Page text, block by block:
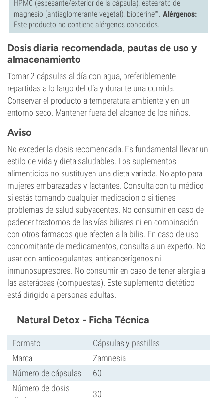
HPMC (espesante/exterior de la cápsula), estearato de
magnesio (antiaglomerante vegetal), bioperine™. Alérgenos:
Este producto no contiene alérgenos conocidos.
Dosis diaria recomendada, pautas de uso y
almacenamiento
Tomar 2 cápsulas al día con agua, preferiblemente
repartidas a lo largo del día y durante una comida.
Conservar el producto a temperatura ambiente y en un
entorno seco. Mantener fuera del alcance de los niños.
Aviso
No exceder la dosis recomendada. Es fundamental llevar un
estilo de vida y dieta saludables. Los suplementos
alimenticios no sustituyen una dieta variada. No apto para
mujeres embarazadas y lactantes. Consulta con tu médico
si estás tomando cualquier medicacion o si tienes
problemas de salud subyacentes. No consumir en caso de
padecer trastornos de las vías biliares ni en combinación
con otros fármacos que afecten a la bilis. En caso de uso
concomitante de medicamentos, consulta a un experto. No
usar con anticoagulantes, anticancerígenos ni
inmunosupresores. No consumir en caso de tener alergia a
las asteráceas (compuestas). Este suplemento dietético
está dirigido a personas adultas.
Natural Detox - Ficha Técnica
Formato
Cápsulas y pastillas
Marca
Zamnesia
Número de cápsulas
60
Número de dosis
30